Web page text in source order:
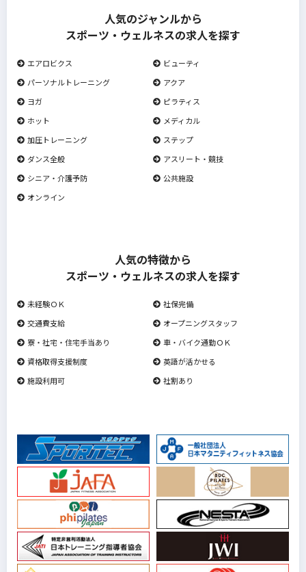
人気のジャンルから
スポーツ・ウェルネスの求人を探す
エアロビクス
ビューティ
パーソナルトレーニング
アクア
ヨガ
ピラティス
ホット
メディカル
加圧トレーニング
ステップ
ダンス全般
アスリート・競技
シニア・介護予防
公共施設
オンライン
人気の特徴から
スポーツ・ウェルネスの求人を探す
未経験ＯＫ
社保完備
交通費支給
オープニングスタッフ
寮・社宅・住宅手当あり
車・バイク通勤ＯＫ
資格取得支援制度
英語が活かせる
施設利用可
社割あり